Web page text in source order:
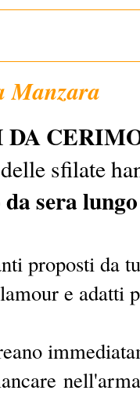
Manzara
sfilate
sera
proposti da
e adatti